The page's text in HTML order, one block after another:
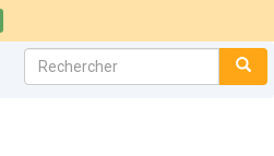
Rechercher :